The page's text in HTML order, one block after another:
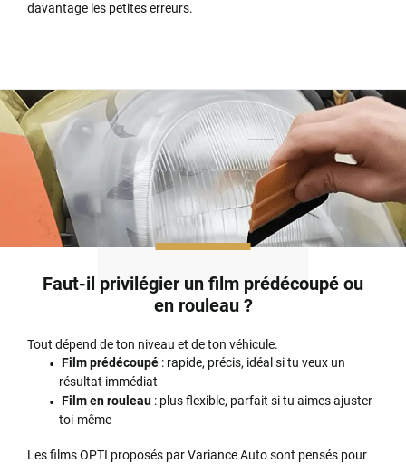
davantage les petites erreurs.
Faut-il privilégier un film prédécoupé ou
en rouleau ?
Tout dépend de ton niveau et de ton véhicule.
Film prédécoupé : rapide, précis, idéal si tu veux un
résultat immédiat
Film en rouleau : plus flexible, parfait si tu aimes ajuster
toi-même
Les films OPTI proposés par Variance Auto sont pensés pour